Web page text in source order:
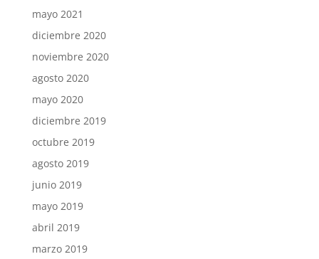
mayo 2021
diciembre 2020
noviembre 2020
agosto 2020
mayo 2020
diciembre 2019
octubre 2019
agosto 2019
junio 2019
mayo 2019
abril 2019
marzo 2019